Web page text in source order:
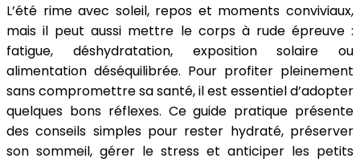
L’été rime avec soleil, repos et moments conviviaux,
mais il peut aussi mettre le corps à rude épreuve :
fatigue, déshydratation, exposition solaire ou
alimentation déséquilibrée. Pour profiter pleinement
sans compromettre sa santé, il est essentiel d’adopter
quelques bons réflexes. Ce guide pratique présente
des conseils simples pour rester hydraté, préserver
son sommeil, gérer le stress et anticiper les petits